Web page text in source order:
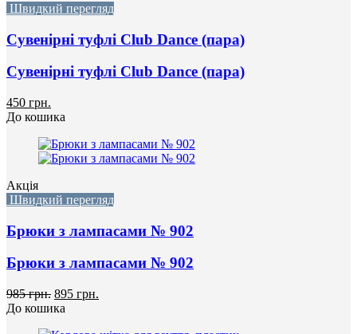
Швидкий перегляд
Сувенірні туфлі Club Dance (пара)
Сувенірні туфлі Club Dance (пара)
450 грн.
До кошика
Акція
Швидкий перегляд
Брюки з лампасами № 902
Брюки з лампасами № 902
985 грн. 895 грн.
До кошика